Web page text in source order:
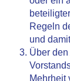
Regeln
und
Über
Mehrheit